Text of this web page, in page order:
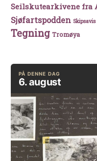
Seilskutearkivene fra
Sjøfartspodden Skipsavis
Tegning Tromøya